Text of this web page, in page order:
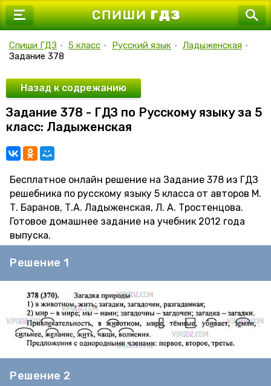
7 класс
9 класс
10 класс
11 класс
Спиши ГДЗ • 5 класс • Русский язык • Ладыженская •
Задание 378
Назад к содрежанию
Задание 378 - ГДЗ по Русскому языку за 5
класс: Ладыженская
Бесплатное онлайн решение на Задание 378 из ГДЗ
решебника по русскому языку 5 класса от авторов М.
Т. Баранов, Т.А. Ладыженская, Л. А. Тростенцова.
Готовое домашнее задание на учебник 2012 года
выпуска.
Решение 1
Решение 2